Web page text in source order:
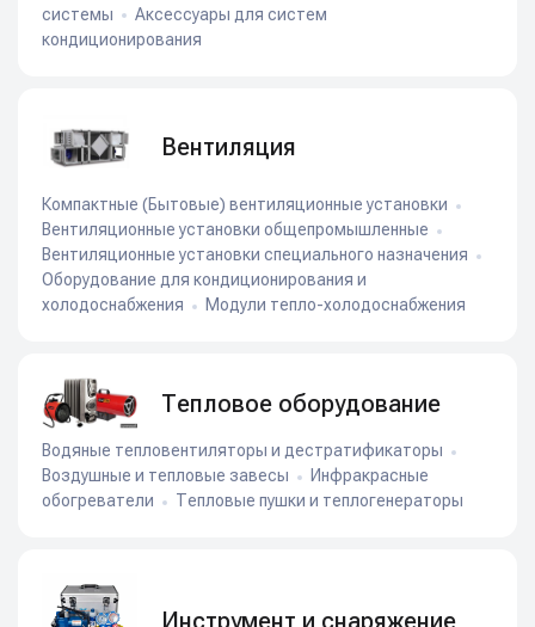
системы
Аксессуары для систем
кондиционирования
Вентиляция
Компактные (Бытовые) вентиляционные установки
Вентиляционные установки общепромышленные
Вентиляционные установки специального назначения
Оборудование для кондиционирования и
холодоснабжения
Модули тепло-холодоснабжения
Тепловое оборудование
Водяные тепловентиляторы и дестратификаторы
Воздушные и тепловые завесы
Инфракрасные
обогреватели
Тепловые пушки и теплогенераторы
Инструмент и снаряжение